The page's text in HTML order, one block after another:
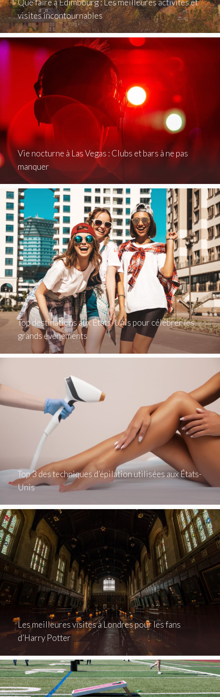
Que faire à Édimbourg : Les meilleures activités et
visites incontournables
Vie nocturne à Las Vegas : Clubs et bars à ne pas
manquer
Top destinations aux États-Unis pour célébrer les
grands événements
Top 3 des techniques d’épilation utilisées aux États-
Unis
Les meilleures visites à Londres pour les fans
d’Harry Potter